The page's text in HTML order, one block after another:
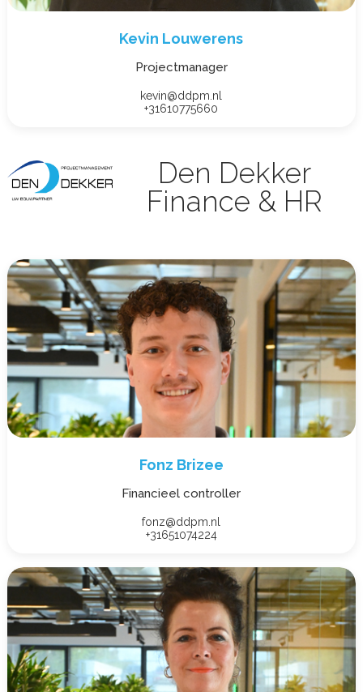
Kevin Louwerens
Projectmanager
kevin@ddpm.nl
+31610775660
Den Dekker
Finance & HR
Fonz Brizee
Financieel controller
fonz@ddpm.nl
+31651074224